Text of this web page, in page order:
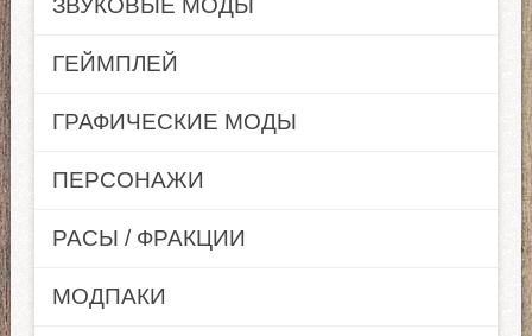
ЗВУКОВЫЕ МОДЫ
ГЕЙМПЛЕЙ
ГРАФИЧЕСКИЕ МОДЫ
ПЕРСОНАЖИ
РАСЫ / ФРАКЦИИ
МОДПАКИ